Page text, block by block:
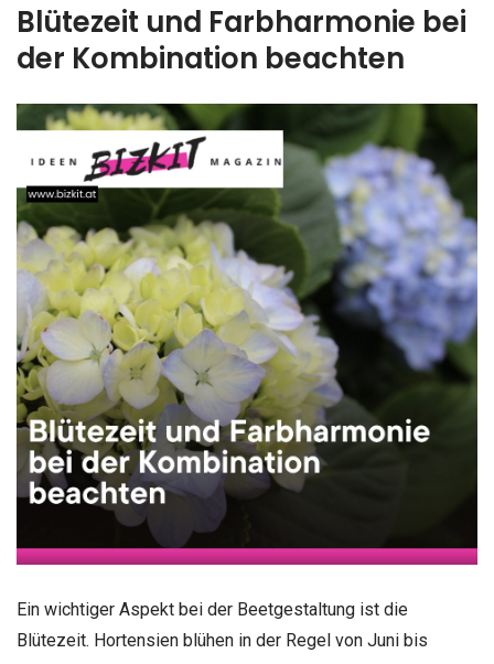
Blütezeit und Farbharmonie bei
der Kombination beachten
Ein wichtiger Aspekt bei der Beetgestaltung ist die
Blütezeit. Hortensien blühen in der Regel von Juni bis